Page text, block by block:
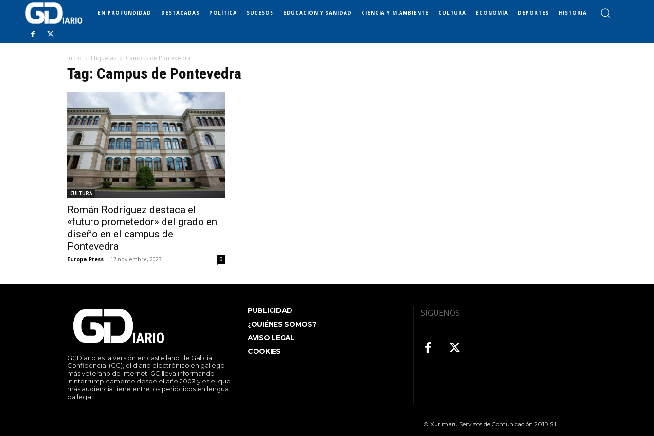
EN PROFUNDIDAD DESTACADAS POLÍTICA SUCESOS EDUCACIÓN Y SANIDAD CIENCIA Y M.AMBIENTE CULTURA ECONOMÍA DEPORTES HISTORIA
Inicio Etiquetas Campus de Pontevedra
Tag: Campus de Pontevedra
CULTURA
Román Rodríguez destaca el
«futuro prometedor» del grado en
diseño en el campus de
Pontevedra
Europa Press - 17 noviembre, 2023 0
GCDiario es la versión en castellano de Galicia
Confidencial (GC), el diario electrónico en gallego
más veterano de internet. GC lleva informando
ininterrumpidamente desde el año 2003 y es el que
más audiencia tiene entre los periódicos en lengua
gallega.
PUBLICIDAD
¿QUIÉNES SOMOS?
AVISO LEGAL
COOKIES
SÍGUENOS
© Xurimaru Servizos de Comunicación 2010 S.L.